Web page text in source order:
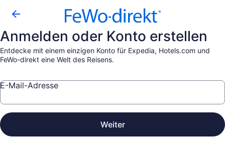
Anmelden oder Konto erstellen
Entdecke mit einem einzigen Konto für Expedia, Hotels.com und
FeWo-direkt eine Welt des Reisens.
E-Mail-Adresse
Weiter